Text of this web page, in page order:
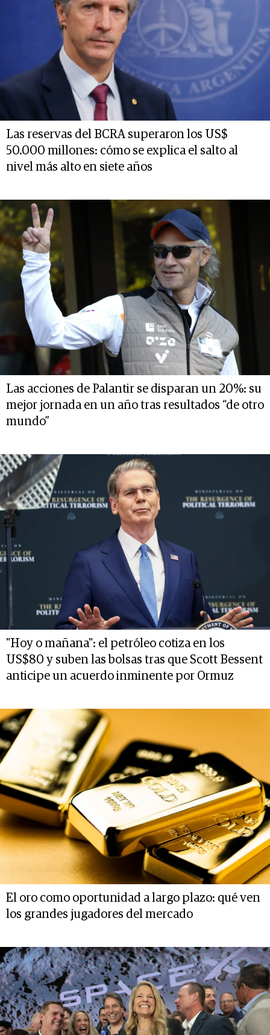
Las reservas del BCRA superaron los US$
50.000 millones: cómo se explica el salto al
nivel más alto en siete años
Las acciones de Palantir se disparan un 20%: su
mejor jornada en un año tras resultados “de otro
mundo”
"Hoy o mañana": el petróleo cotiza en los
US$80 y suben las bolsas tras que Scott Bessent
anticipe un acuerdo inminente por Ormuz
El oro como oportunidad a largo plazo: qué ven
los grandes jugadores del mercado